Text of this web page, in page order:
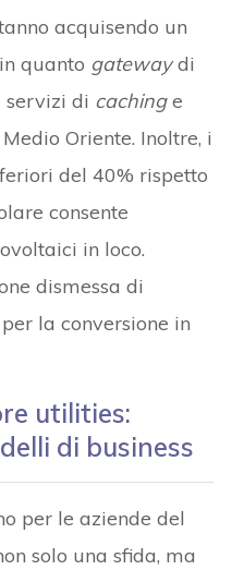
acquisendo un
quanto gatewaydi
servizi di cachinge
Oriente. Inoltre, i
del 40% rispetto
consente
in loco.
dismessa di
la conversione in
utilities:
di business
per le aziende del
solo una sfida, ma